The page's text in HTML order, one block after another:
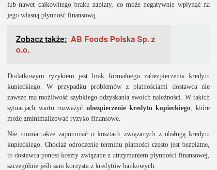
lub nawet całkowitego braku zapłaty, co może negatywnie wpłynąć na
jego własną płynność finansową.
Zobacz także: AB Foods Polska Sp. z
o.o.
Dodatkowym ryzykiem jest brak formalnego zabezpieczenia kredytu
kupieckiego. W przypadku problemów z płatnościami dostawca nie
zawsze ma możliwość szybkiego odzyskania swoich należności. W takich
sytuacjach warto rozważyć ubezpieczenie kredytu kupieckiego, które
może zminimalizować ryzyko finansowe.
Nie można także zapominać o kosztach związanych z obsługą kredytu
kupieckiego. Chociaż odroczenie terminu płatności często jest bezpłatne,
to dostawca ponosi koszty związane z utrzymaniem płynności finansowej,
szczególnie jeśli sam korzysta z kredytów bankowych.